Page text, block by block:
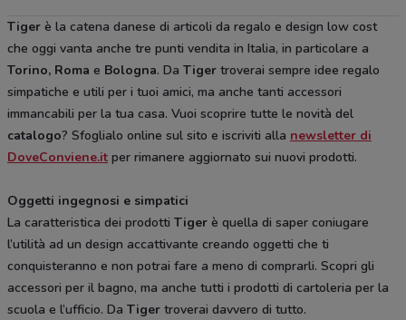
Tiger è la catena danese di articoli da regalo e design low cost
che oggi vanta anche tre punti vendita in Italia, in particolare a
Torino, Roma e Bologna. Da Tiger troverai sempre idee regalo
simpatiche e utili per i tuoi amici, ma anche tanti accessori
immancabili per la tua casa. Vuoi scoprire tutte le novità del
catalogo? Sfoglialo online sul sito e iscriviti alla newsletter di
DoveConviene.it per rimanere aggiornato sui nuovi prodotti.
Oggetti ingegnosi e simpatici
La caratteristica dei prodotti Tiger è quella di saper coniugare
l’utilità ad un design accattivante creando oggetti che ti
conquisteranno e non potrai fare a meno di comprarli. Scopri gli
accessori per il bagno, ma anche tutti i prodotti di cartoleria per la
scuola e l’ufficio. Da Tiger troverai davvero di tutto.